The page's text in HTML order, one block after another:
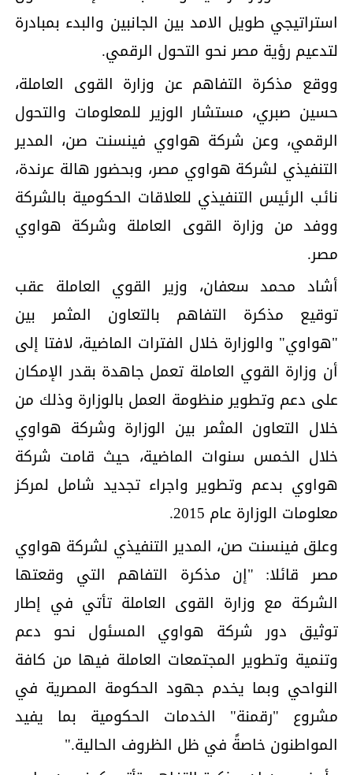
استراتيجي طويل الامد بين الجانبين والبدء بمبادرة
لتدعيم رؤية مصر نحو التحول الرقمي.
ووقع مذكرة التفاهم عن وزارة القوى العاملة،
حسين صبري، مستشار الوزير للمعلومات والتحول
الرقمي، وعن شركة هواوي فينسنت صن، المدير
التنفيذي لشركة هواوي مصر، وبحضور هالة عرندة،
نائب الرئيس التنفيذي للعلاقات الحكومية بالشركة
ووفد من وزارة القوى العاملة وشركة هواوي
مصر.
أشاد محمد سعفان، وزير القوي العاملة عقب
توقيع مذكرة التفاهم بالتعاون المثمر بين
"هواوي" والوزارة خلال الفترات الماضية، لافتا إلى
أن وزارة القوي العاملة تعمل جاهدة بقدر الإمكان
على دعم وتطوير منظومة العمل بالوزارة وذلك من
خلال التعاون المثمر بين الوزارة وشركة هواوي
خلال الخمس سنوات الماضية، حيث قامت شركة
هواوي بدعم وتطوير واجراء تجديد شامل لمركز
معلومات الوزارة عام 2015.
وعلق فينسنت صن، المدير التنفيذي لشركة هواوي
مصر قائلا: "إن مذكرة التفاهم التي وقعتها
الشركة مع وزارة القوى العاملة تأتي في إطار
توثيق دور شركة هواوي المسئول نحو دعم
وتنمية وتطوير المجتمعات العاملة فيها من كافة
النواحي وبما يخدم جهود الحكومة المصرية في
مشروع "رقمنة" الخدمات الحكومية بما يفيد
المواطنون خاصةً في ظل الظروف الحالية."